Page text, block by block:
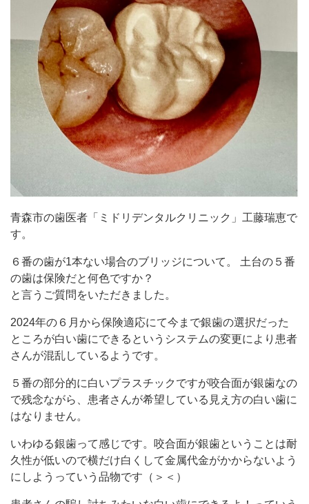
青森市の歯医者「ミドリデンタルクリニック」工藤瑞恵で
す。
６番の歯が1本ない場合のブリッジについて。 土台の５番
の歯は保険だと何色ですか？
と言うご質問をいただきました。
2024年の６月から保険適応にて今まで銀歯の選択だった
ところが白い歯にできるというシステムの変更により患者
さんが混乱しているようです。
５番の部分的に白いプラスチックですが咬合面が銀歯なの
で残念ながら、患者さんが希望している見え方の白い歯に
はなりません。
いわゆる銀歯って感じです。咬合面が銀歯ということは耐
久性が低いので横だけ白くして金属代金がかからないよう
にしようっていう品物です（＞＜）